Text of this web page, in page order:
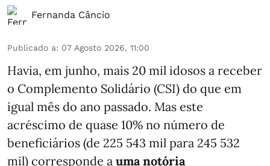
Fernanda Câncio
Publicado a: 07 Agosto 2026, 11:00
Havia, em junho, mais 20 mil idosos a receber
o Complemento Solidário (CSI) do que em
igual mês do ano passado. Mas este
acréscimo de quase 10% no número de
beneficiários (de 225 543 mil para 245 532
mil) corresponde a uma notória